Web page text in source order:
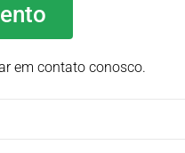
em contato conosco.